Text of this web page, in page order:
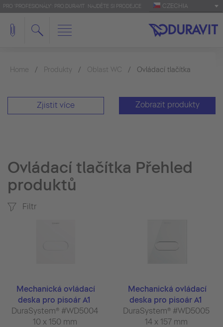
PRO 'PROFESIONÁLY': PRO.DURAVIT NAJDĚTE SI PRODEJCE CZECHIA
Home Produkty Oblast WC Ovládací tlačítka
Zjistit více Zobrazit produkty
Ovládací tlačítka Přehled
produktů
Filtr
Mechanická ovládací
deska pro pisoár A1
DuraSystem® #WD5004
10 x 150 mm
Mechanická ovládací
deska pro pisoár A1
DuraSystem® #WD5005
14 x 157 mm